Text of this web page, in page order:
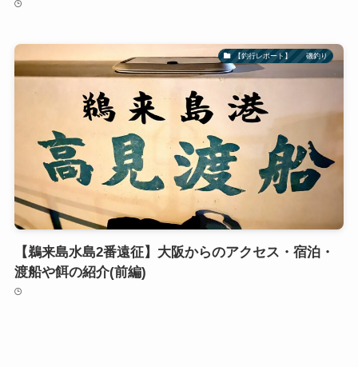
【釣行レポート】 磯釣り
【鵜来島水島2番遠征】大阪からのアクセス・宿泊・
渡船や餌の紹介(前編)